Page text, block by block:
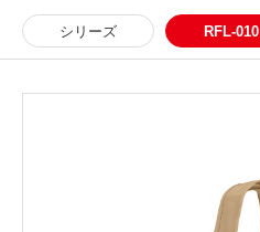
シリーズ RFL-010